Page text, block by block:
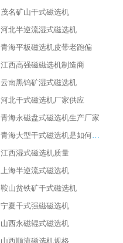
茂名矿山干式磁选机
河北半逆流湿式磁选机
青海平板磁选机皮带老跑偏
江西高强磁磁选机制造商
云南黑钨矿湿式磁选机
河北干式磁选机厂家供应
青海永磁盘式磁选机生产厂家
青海大型干式磁选机是如何选矿的
江西湿式磁选机质量
上海半逆流式磁选机
鞍山贫铁矿干式磁选机
宁夏干式强磁磁选机
山西永磁辊式磁选机
山西顺流磁选机规格